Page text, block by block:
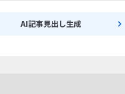
AI記事見出し生成